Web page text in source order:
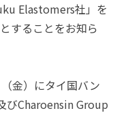
Elastomers社」を
することをお知ら
金）にタイ国バン
びCharoensin Group